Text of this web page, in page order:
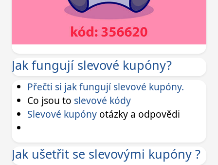
Jak fungují slevové kupóny?
Přečti si jak fungují slevové kupóny.
Co jsou to slevové kódy
Slevové kupóny otázky a odpovědi
Jak ušetřit se slevovými kupóny ?